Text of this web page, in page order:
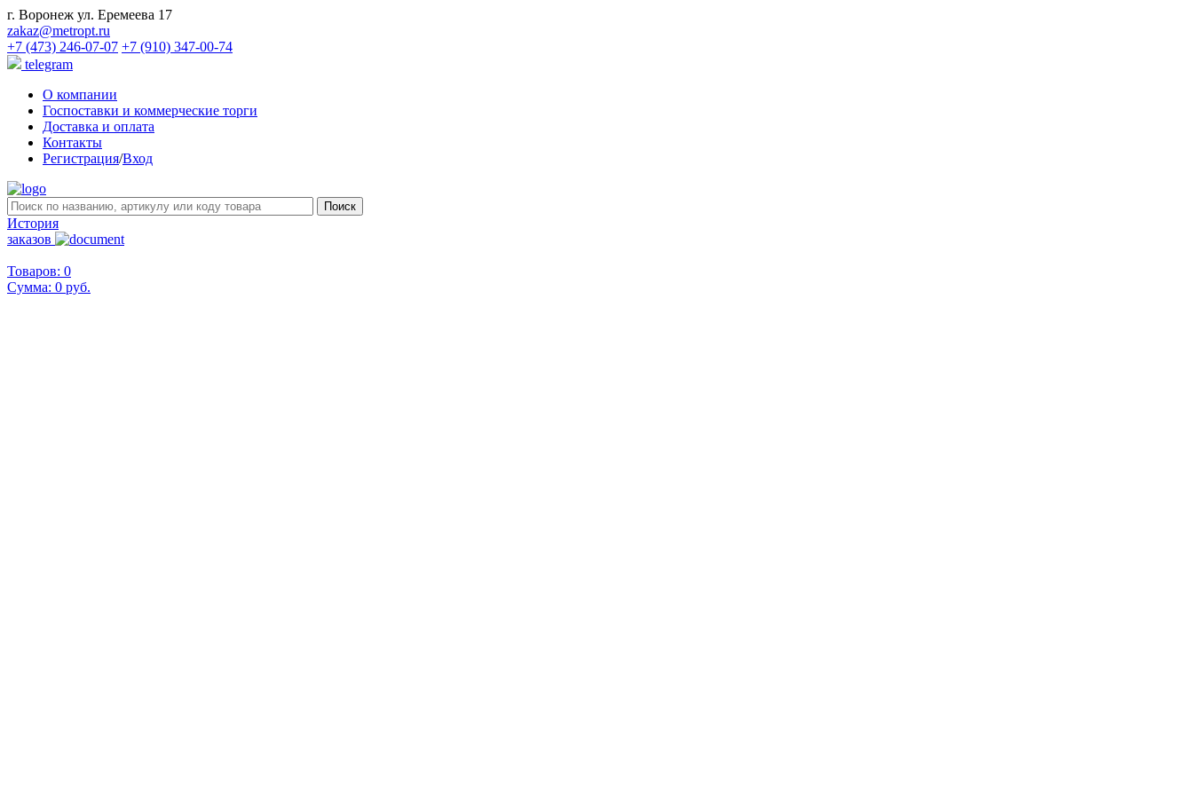
г. Воронеж ул. Еремеева 17
zakaz@metropt.ru
+7 (473) 246-07-07 +7 (910) 347-00-74
telegram
О компании
Госпоставки и коммерческие торги
Доставка и оплата
Контакты
Регистрация/Вход
История
заказов
Товаров: 0
Сумма: 0 руб.